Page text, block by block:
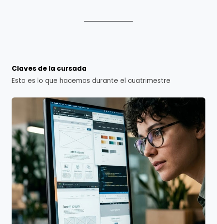
Claves de la cursada
Esto es lo que hacemos durante el cuatrimestre